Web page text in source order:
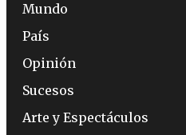
Mundo
País
Opinión
Sucesos
Arte y Espectáculos